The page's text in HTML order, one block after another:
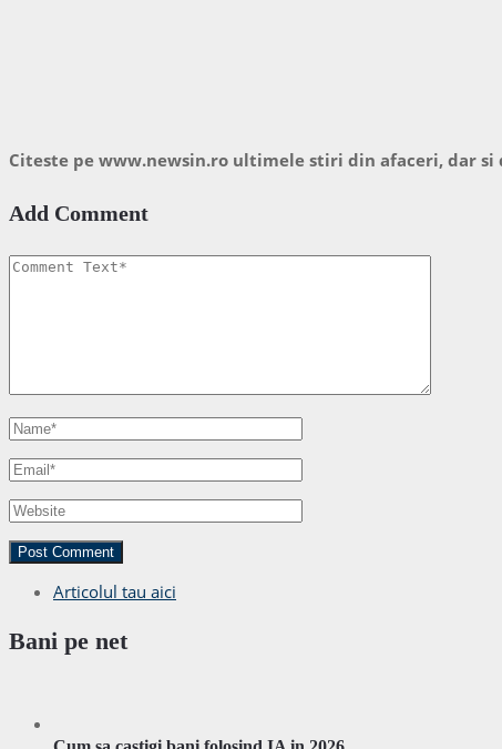
Citeste pe www.newsin.ro ultimele stiri din afaceri, dar
Add Comment
Articolul tau aici
Bani pe net